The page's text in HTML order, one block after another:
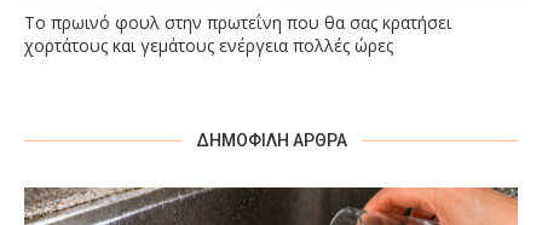
Το πρωινό φουλ στην πρωτεΐνη που θα σας κρατήσει
χορτάτους και γεμάτους ενέργεια πολλές ώρες
ΔΗΜΟΦΙΛΉ ΆΡΘΡΑ